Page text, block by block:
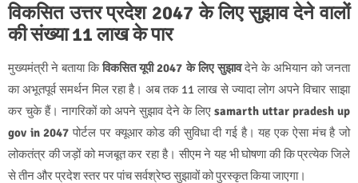
विकसित उत्तर प्रदेश 2047 के लिए सुझाव देने वालों
की संख्या 11 लाख के पार
मुख्यमंत्री ने बताया किविकसित यूपी 2047 के लिए सुझावदेने के अभियान को जनता
का अभूतपूर्व समर्थन मिल रहा है। अब तक 11 लाख से ज्यादा लोग अपने विचार साझा
कर चुके हैं। नागरिकों को अपने सुझाव देने के लिए samarth uttar pradesh up
gov in 2047 पोर्टल पर क्यूआर कोड की सुविधा दी गई है। यह एक ऐसा मंच है जो
लोकतंत्र की जड़ों को मजबूत कर रहा है। सीएम ने यह भी घोषणा की कि प्रत्येक जिले
से तीन और प्रदेश स्तर पर पांच सर्वश्रेष्ठ सुझावों को पुरस्कृत किया जाएगा।